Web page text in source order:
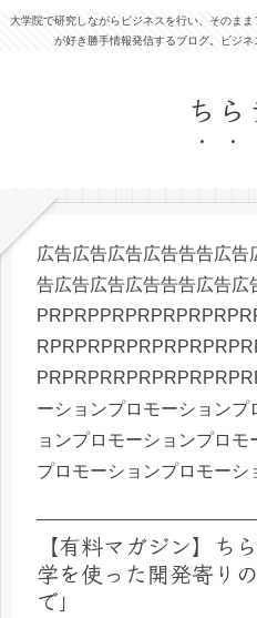
大学院で研究しながらビジネスを行い、そのま
が好き勝手情報発信するブログ。ビジ
ちら
広告広告広告広告告告広
告広告広告広告告告広告広
ーションプロモーションプ
ョンプロモーションプロ
プロモーションプロモーシ
【有料マガジン】ち
学を使った開発寄り
で」